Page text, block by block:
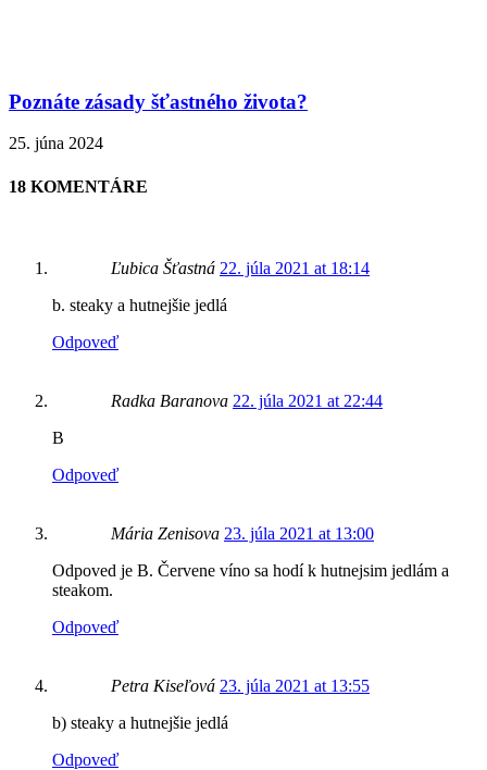
Poznáte zásady šťastného života?
25. júna 2024
18 KOMENTÁRE
Ľubica Šťastná 22. júla 2021 at 18:14
b. steaky a hutnejšie jedlá
Odpoveď
Radka Baranova 22. júla 2021 at 22:44
B
Odpoveď
Mária Zenisova 23. júla 2021 at 13:00
Odpoved je B. Červene víno sa hodí k hutnejsim jedlám a
steakom.
Odpoveď
Petra Kiseľová 23. júla 2021 at 13:55
b) steaky a hutnejšie jedlá
Odpoveď